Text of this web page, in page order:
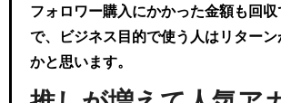
フォロワー購入にかかった金額も回
で、ビジネス目的で使う人はリター
かと思います。